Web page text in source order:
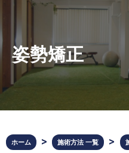
姿勢矯正
ホーム 施術方法 一覧